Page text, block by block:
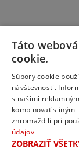
Táto
cookie.
Súbory cookie
návštevnosti.
s našimi
kombinovať s
zhromaždili pri
údajov
ZOBRAZIŤ